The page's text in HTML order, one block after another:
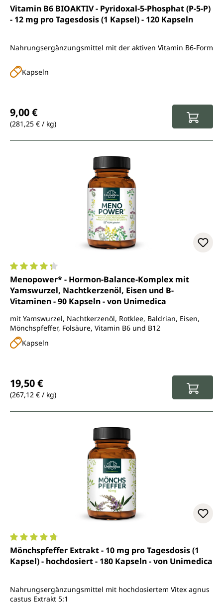
Durchschnittliche Bewertung von 4.7 von 5 Sternen
Vitamin B6 BIOAKTIV - Pyridoxal-5-Phosphat (P-5-P)
- 12 mg pro Tagesdosis (1 Kapsel) - 120 Kapseln
Nahrungsergänzungsmittel mit der aktiven Vitamin B6-Form
Kapseln
9,00 €
(281,25 € / kg)
Durchschnittliche Bewertung von 4.3 von 5 Sternen
Menopower* - Hormon-Balance-Komplex mit
Yamswurzel, Nachtkerzenöl, Eisen und B-
Vitaminen - 90 Kapseln - von Unimedica
mit Yamswurzel, Nachtkerzenöl, Rotklee, Baldrian, Eisen,
Mönchspfeffer, Folsäure, Vitamin B6 und B12
Kapseln
19,50 €
(267,12 € / kg)
Durchschnittliche Bewertung von 4.8 von 5 Sternen
Mönchspfeffer Extrakt - 10 mg pro Tagesdosis (1
Kapsel) - hochdosiert - 180 Kapseln - von Unimedica
Nahrungsergänzungsmittel mit hochdosiertem Vitex agnus
castus Extrakt 5:1